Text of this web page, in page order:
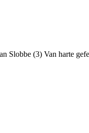
Slobbe (3) Van harte